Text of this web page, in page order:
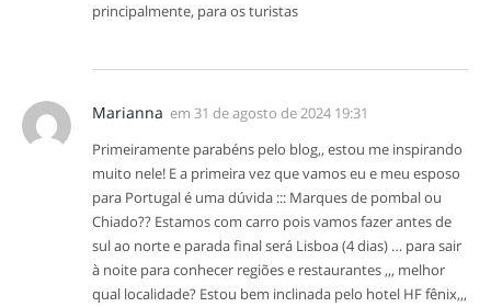
principalmente, para os turistas
Marianna em 31 de agosto de 2024 19:31
Primeiramente parabéns pelo blog,, estou me inspirando
muito nele! E a primeira vez que vamos eu e meu esposo
para Portugal é uma dúvida ::: Marques de pombal ou
Chiado?? Estamos com carro pois vamos fazer antes de
sul ao norte e parada final será Lisboa (4 dias) … para sair
à noite para conhecer regiões e restaurantes ,,, melhor
qual localidade? Estou bem inclinada pelo hotel HF fênix,,,